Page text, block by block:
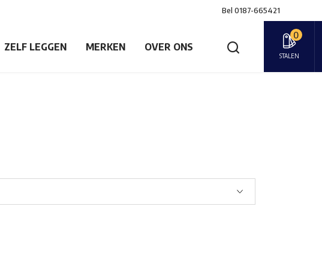
Bel 0187-665421
ZELF LEGGEN MERKEN OVER ONS
0
STALEN